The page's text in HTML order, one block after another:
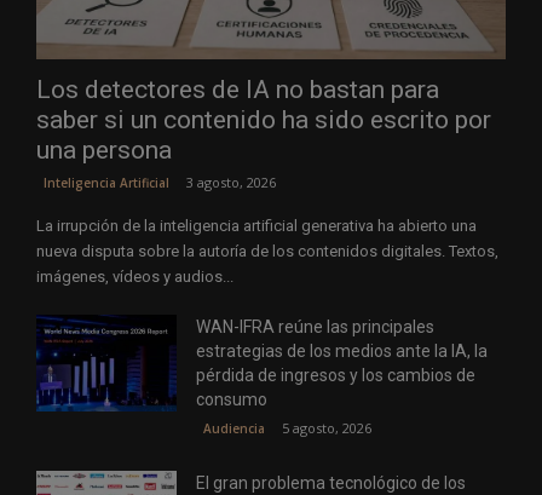
Los detectores de IA no bastan para
saber si un contenido ha sido escrito por
una persona
Inteligencia Artificial 3 agosto, 2026
La irrupción de la inteligencia artificial generativa ha abierto una
nueva disputa sobre la autoría de los contenidos digitales. Textos,
imágenes, vídeos y audios...
WAN-IFRA reúne las principales
estrategias de los medios ante la IA, la
pérdida de ingresos y los cambios de
consumo
Audiencia 5 agosto, 2026
El gran problema tecnológico de los